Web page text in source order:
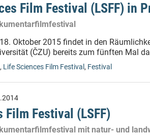
Film Festival (LSFF) in
Oktober 2015 findet in den
(ČZU) bereits zum fünften Mal
, Life Sciences Film Festival , Festival
Film Festival (LSFF)
mit natur- und